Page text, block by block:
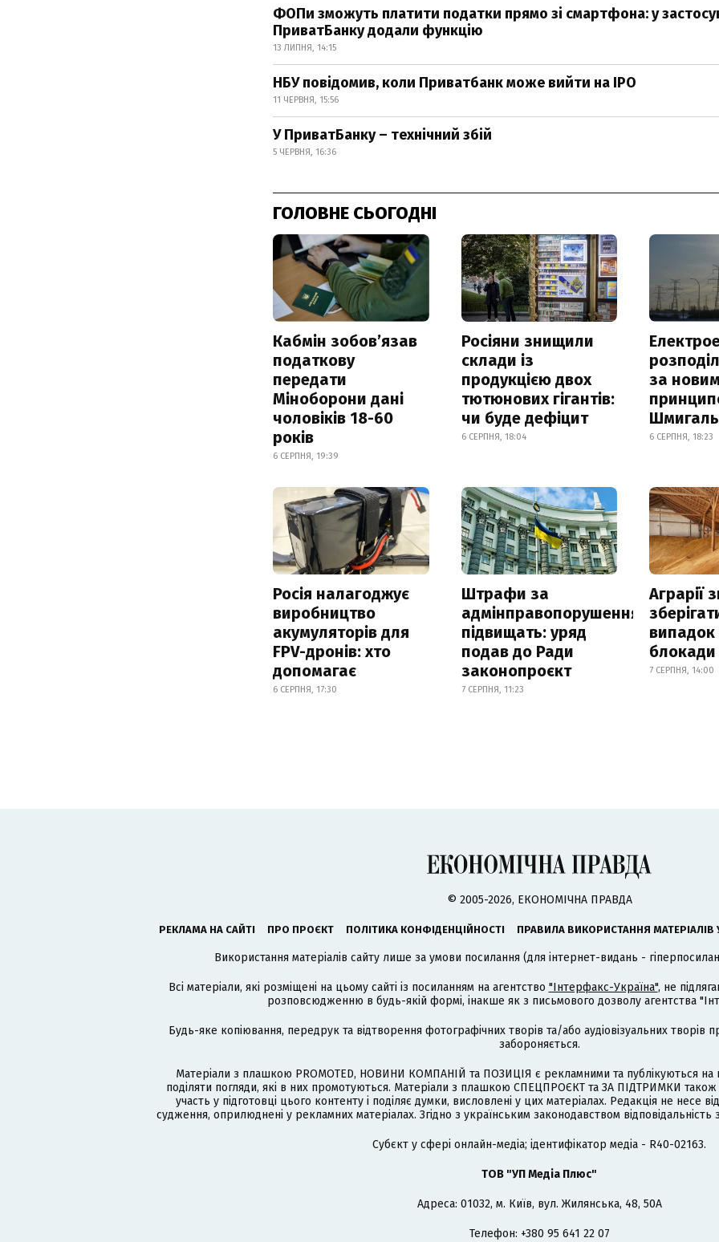
ФОПи зможуть платити податки прямо зі смартфона: у
ПриватБанку додали функцію
13 ЛИПНЯ, 14:15
НБУ повідомив, коли Приватбанк може вийти на IPO
11 ЧЕРВНЯ, 15:56
У ПриватБанку – технічний збій
5 ЧЕРВНЯ, 16:36
ГОЛОВНЕ СЬОГОДНІ
Кабмін зобовʼязав
податкову
передати
Міноборони дані
чоловіків 18-60
років
6 СЕРПНЯ, 19:39
Росіяни знищили
склади із
продукцією двох
тютюнових гігантів:
чи буде дефіцит
6 СЕРПНЯ, 18:04
за
Шмигаль
6 СЕРПНЯ, 18:23
Росія налагоджує
виробництво
акумуляторів для
FPV-дронів: хто
допомагає
6 СЕРПНЯ, 17:30
Штрафи за
адмінправопорушення
підвищать: уряд
подав до Ради
законопроєкт
7 СЕРПНЯ, 11:23
Аграрії
випадок
блокади
7 СЕРПНЯ, 14:00
© 2005-2026, ЕКОНОМІЧНА ПРАВДА
РЕКЛАМА НА САЙТІ ПРО ПРОЄКТ ПОЛІТИКА КОНФІДЕНЦІЙНОСТІ ПРАВИЛА ВИКОРИСТАННЯ МАТЕРІАЛІВ
Використання матеріалів сайту лише за умови посилання (для інтернет-видань -
Всі матеріали, які розміщені на цьому сайті із посиланням на агентство "Інтерфакс-Україна", не
розповсюдженню в будь-якій формі, інакше як з письмового дозволу агентства
Будь-яке копіювання, передрук та відтворення фотографічних творів та/або аудіовізуальних
забороняється.
Матеріали з плашкою PROMOTED, НОВИНИ КОМПАНІЙ та ПОЗИЦІЯ є рекламними та публікуються на
поділяти погляди, які в них промотуються. Матеріали з плашкою СПЕЦПРОЄКТ та ЗА ПІДТРИМКИ
участь у підготовці цього контенту і поділяє думки, висловлені у цих матеріалах. Редакція не несе
судження, оприлюднені у рекламних матеріалах. Згідно з українським законодавством
Cубєкт у сфері онлайн-медіа; ідентифікатор медіа - R40-02163.
ТОВ "УП Медіа Плюс"
Адреса: 01032, м. Київ, вул. Жилянська, 48, 50А
Телефон: +380 95 641 22 07